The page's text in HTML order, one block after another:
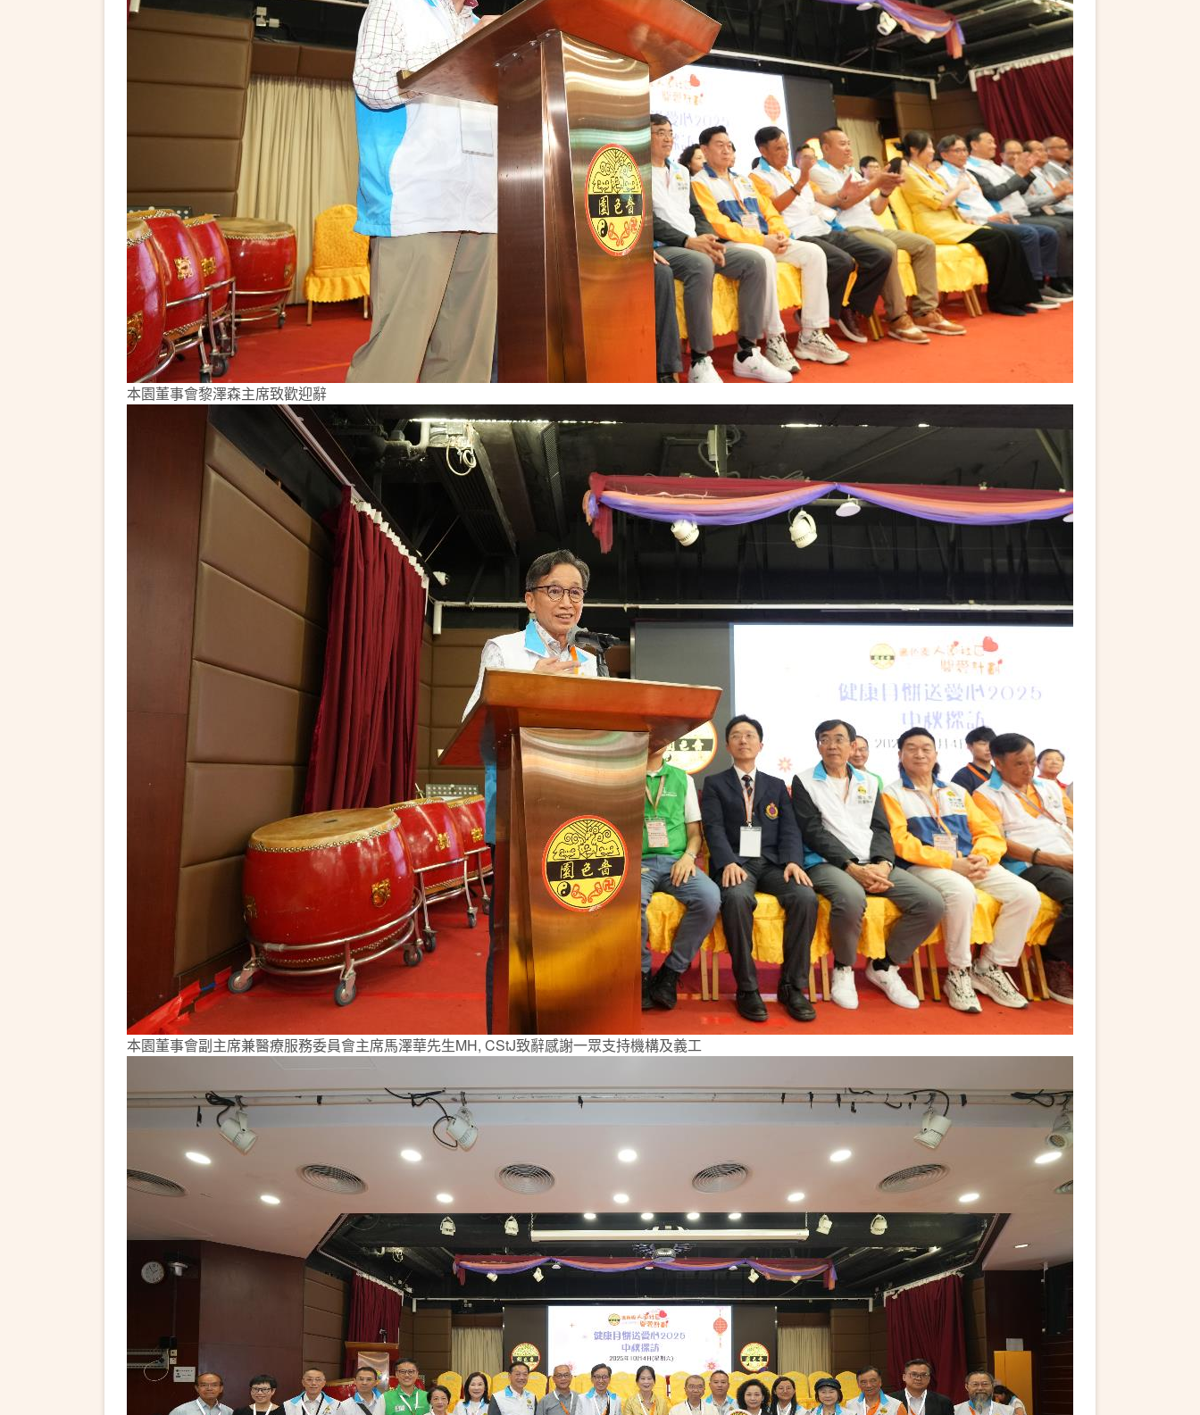
本園董事會黎澤森主席致歡迎辭
本園董事會副主席兼醫療服務委員會主席馬澤華先生MH, CStJ致辭感謝一眾支持機構及義工